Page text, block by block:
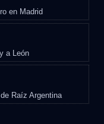
en Madrid
a León
Raíz Argentina